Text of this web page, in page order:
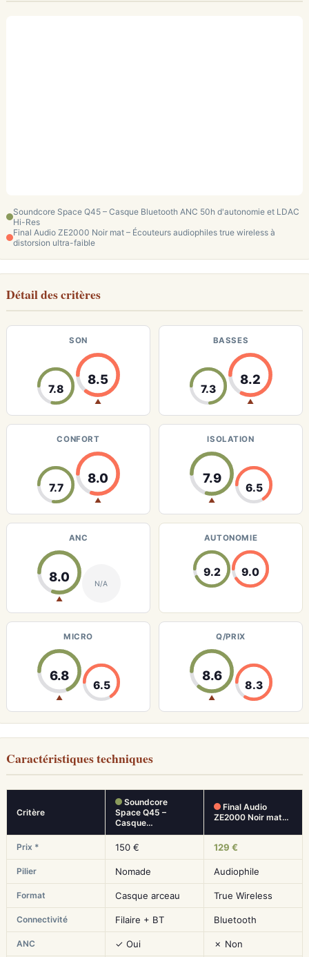
Soundcore Space Q45 – Casque Bluetooth ANC 50h d'autonomie et LDAC
Hi-Res
Final Audio ZE2000 Noir mat – Écouteurs audiophiles true wireless à
distorsion ultra-faible
Détail des critères
SON
7.8
8.5
▲
BASSES
7.3
8.2
▲
CONFORT
7.7
8.0
▲
ISOLATION
7.9
▲
6.5
ANC
8.0
▲
N/A
AUTONOMIE
9.2 9.0
MICRO
6.8
▲
6.5
Q/PRIX
8.6
▲
8.3
Caractéristiques techniques
Critère
Soundcore
Space Q45 –
Casque…
Final Audio
ZE2000 Noir mat…
Prix * 150 € 129 €
Pilier Nomade Audiophile
Format Casque arceau True Wireless
Connectivité Filaire + BT Bluetooth
ANC ✓ Oui ✗ Non